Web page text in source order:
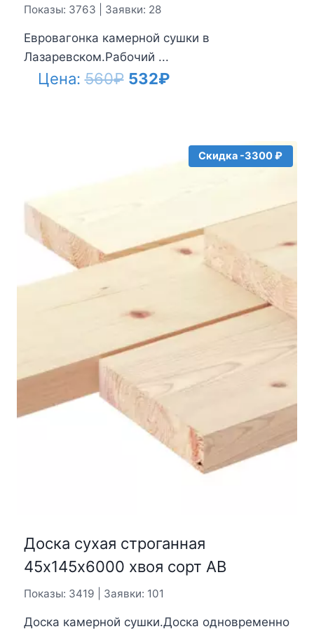
Показы: 3763 | Заявки: 28
Евровагонка камерной сушки в
Лазаревском.Рабочий ...
Цена:560₽ Первоначальная
532₽Текущая
Скидка -3300 ₽
Доска сухая строганная
45х145х6000 хвоя сорт АВ
Показы: 3419 | Заявки: 101
Доска камерной сушки.Доска одновременно